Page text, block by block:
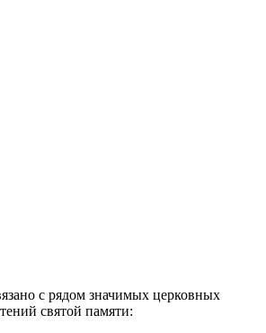
с рядом значимых церковных
святой памяти: